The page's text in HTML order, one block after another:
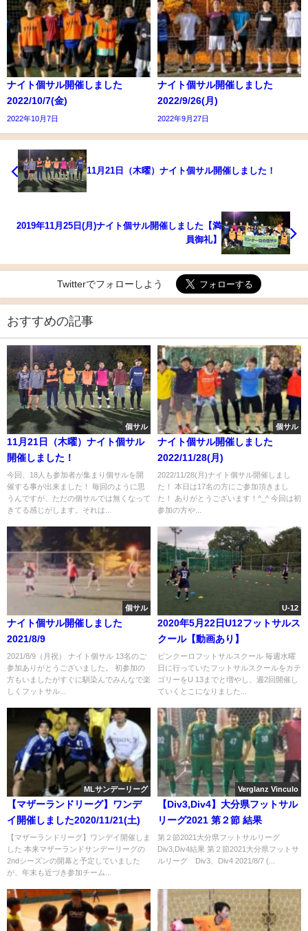
ナイト個サル開催しました
2022/10/7(金)
2022年10月7日
ナイト個サル開催しました
2022/9/26(月)
2022年9月27日
11月21日（木曜）ナイト個サル開催しました！
2019年11月25日(月)ナイト個サル開催しました【満
員御礼】
Twitterでフォローしよう
おすすめの記事
個サル
11月21日（木曜）ナイト個サル
開催しました！
今回、18人も参加者が集まり個サルを開
催する事が出来ました！ 毎回のように思
うんですが、ただの個サルでは無くなって
きてる感じがします。それは...
個サル
ナイト個サル開催しました
2022/11/28(月)
2022/11/28(月)ナイト個サル開催しまし
た！ 本日は17名の方にご参加頂きまし
た！ ありがとうございます！^_^ 今回は初
参加の方や...
個サル
ナイト個サル開催しました
2021/8/9
2021/8/9（月祝） ナイト個サル 13名のご
参加ありがとうございました。 初参加の
方もいましたがすぐに馴染んでみんなで楽
しくフットサル...
U-12
2020年5月22日U12フットサルス
クール【動画あり】
ビンクーロフットサルスクール 毎週水曜
日に行っていたフットサルスクールをカテ
ゴリーをU 13までと増やし、週2回開催し
ていくとこになりました...
MLサンデーリーグ
【マザーランドリーグ】ワンデ
イ開催しました2020/11/21(土)
【マザーランドリーグ】ワンデイ開催しま
した 本来マザーランドサンデーリーグの
2ndシーズンの開幕と予定していました
が、年末も近づき参加チーム...
Verglanz Vinculo
【Div3,Div4】大分県フットサル
リーグ2021 第２節 結果
第２節2021大分県フットサルリーグ
Div3,Div4結果 第２節2021大分県フットサ
ルリーグ Div3、Div4 2021/8/7 (...